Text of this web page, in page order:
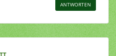
ANTWORTEN